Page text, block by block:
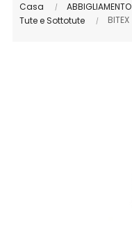
Casa ABBIGLIAMENTO
Tute e Sottotute
BITEX